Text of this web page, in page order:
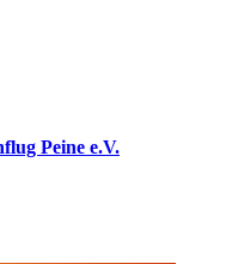
Peine e.V.